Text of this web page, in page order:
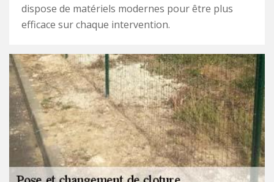
dispose de matériels modernes pour être plus
efficace sur chaque intervention.